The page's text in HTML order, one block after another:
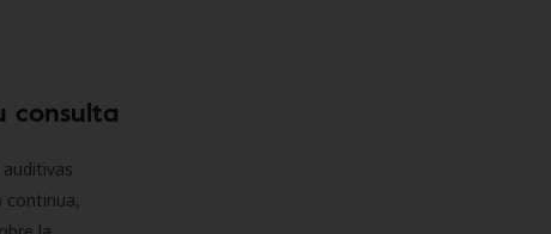
consulta
continua,